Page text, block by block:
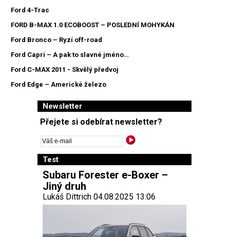
Ford 4-Trac
FORD B-MAX 1.0 ECOBOOST – POSLEDNÍ MOHYKÁN
Ford Bronco – Ryzí off-road
Ford Capri – A pak to slavné jméno…
Ford C-MAX 2011 - Skvělý předvoj
Ford Edge – Americké železo
Newsletter
Přejete si odebírat newsletter?
Test
Subaru Forester e-Boxer –
Jiný druh
Lukáš Dittrich 04.08.2025 13:06